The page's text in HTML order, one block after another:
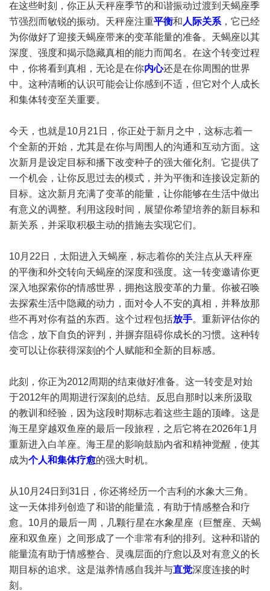
在这些时刻，你正从天秤座季节的和谐振动过渡到天蝎座季
节强烈而敏锐的振动。天秤座注重平衡和 人际关系 ，它已经
为你做好了迎接天蝎座带来的变革能量的准备。天蝎座以其
深度、强度和揭示隐藏真相的能力而闻名。在这个转变过程
中，你将看到真相，无论是在你内心还是在你周围的世界
中。这种清晰的认识可能会让你感到不适，但它对个人成长
和集体转变至关重要。
今天，也就是10月21日，你正处于新月之中，这标志着一
个全新的开始，尤其是在你与周围人的沟通和互动方面。这
次新月是设定目标和播下改变种子的强大催化剂。它提供了
一个机会，让你反思过去的模式，并为平衡和连接设定新的
目标。这次新月充满了变革的能量，让你能够在生活中做出
有意义的调整。利用这段时间，展望你希望培养的新目标和
新关系，并采取积极主动的措施去实现它们。
10月22日，太阳进入天蝎座，标志着你的关注点从天秤座
的平衡和外交转向天蝎座的深度和强度。这一转变邀请你更
深入地探索你的情感世界，拥抱这股变革的力量。你被召唤
去探索生活中隐藏的动力，面对令人不安的真相，并释放那
些不再对你有益的东西。这个过程包括放手。重新评估你的
信念，放下自负的评判，并摒弃阻碍你成长的习惯。这种转
变可以让你获得深刻的个人赋能和全新的目标感。
此刻，你正为2012周期的结束做好准备。这一转变是对始
于2012年的周期进行深刻的总结。反思自那时以来所汲取
的教训和经验，因为这段时期标志着这些主题的顶峰。这是
海王星穿越双鱼座的最后一段旅程，之后它将在2026年1月
重新进入白羊座。海王星的影响鼓励内省和精神觉醒，使其
成为个人和集体疗愈的强大时机。
从10月24日到31日，你还将经历一个吉利的水象大三角。
这一天体排列创造了和谐的能量流，有助于情感整合和疗
愈。10月的最后一周，几颗行星在水象星座（巨蟹座、天蝎
座和双鱼座）之间形成了一个非常有利的排列。这种和谐的
能量流有助于情感整合、灵魂层面的疗愈以及对有意义的长
期目标的追求。这是滋养情感自我并与直觉深度连接的时
刻。